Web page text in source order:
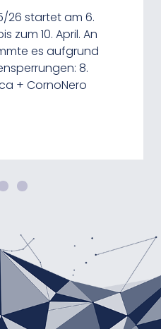
26 startet am 6.
zum 10. April. An
es aufgrund
8.
+ CornoNero
10. April:
15. Mai:…
Street View
bereist für den
gemacht wurde. Nun
am